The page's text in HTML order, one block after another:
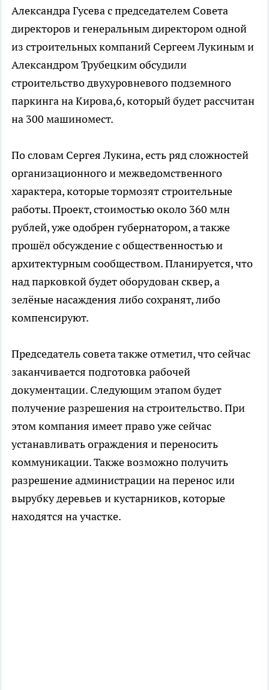
Александра Гусева с председателем Совета
директоров и генеральным директором одной
из строительных компаний Сергеем Лукиным и
Александром Трубецким обсудили
строительство двухуровневого подземного
паркинга на Кирова,6, который будет рассчитан
на 300 машиномест.
По словам Сергея Лукина, есть ряд сложностей
организационного и межведомственного
характера, которые тормозят строительные
работы. Проект, стоимостью около 360 млн
рублей, уже одобрен губернатором, а также
прошёл обсуждение с общественностью и
архитектурным сообществом. Планируется, что
над парковкой будет оборудован сквер, а
зелёные насаждения либо сохранят, либо
компенсируют.
Председатель совета также отметил, что сейчас
заканчивается подготовка рабочей
документации. Следующим этапом будет
получение разрешения на строительство. При
этом компания имеет право уже сейчас
устанавливать ограждения и переносить
коммуникации. Также возможно получить
разрешение администрации на перенос или
вырубку деревьев и кустарников, которые
находятся на участке.